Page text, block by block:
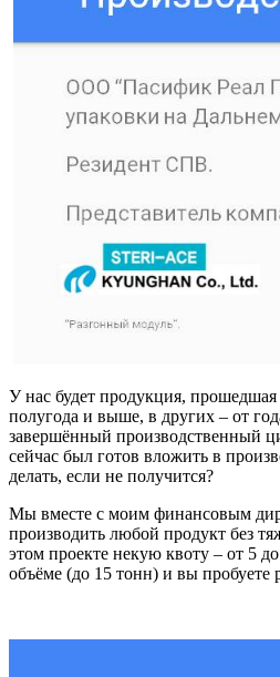
У нас будет продукция, прошедшая
полугода и выше, в других – от
завершённый производственный
сейчас был готов вложить в
делать, если не получится?
Мы вместе с моим финансовым
производить любой продукт без
этом проекте некую квоту – от 5
объёме (до 15 тонн) и вы пробуете